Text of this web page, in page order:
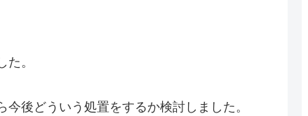
。
後どういう処置をするか検討しました。